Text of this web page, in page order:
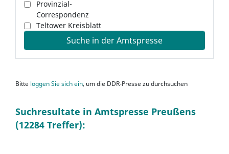
Provinzial-
Correspondenz
Teltower Kreisblatt
Suche in der Amtspresse
Bitte loggen Sie sich ein, um die DDR-Presse zu durchsuchen
Suchresultate in Amtspresse Preußens
(12284 Treffer):